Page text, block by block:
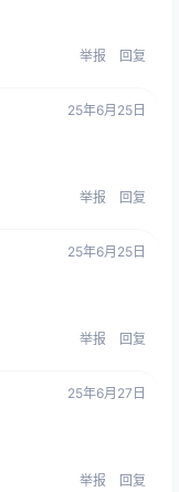
举报 回复
25年6月25日
举报 回复
25年6月25日
举报 回复
25年6月27日
举报 回复